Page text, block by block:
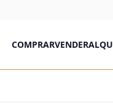
COMPRARVENDER